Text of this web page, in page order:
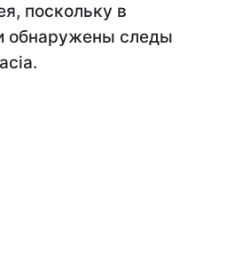
поскольку в
обнаружены следы